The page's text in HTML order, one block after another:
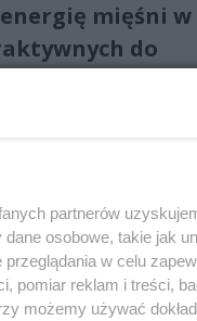
mięśni w
do
powinni
Nasz
niespodzianek z
panelu
i prądnicy) lub
partnerów
osobowe, takie jak
w celu
pomiar reklam i treści,
możemy używać